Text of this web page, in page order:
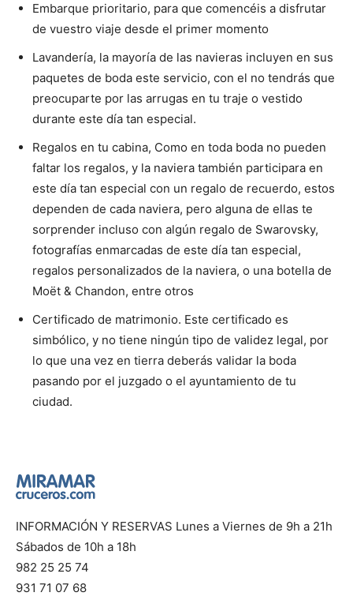
Embarque prioritario, para que comencéis a disfrutar
de vuestro viaje desde el primer momento
Lavandería, la mayoría de las navieras incluyen en sus
paquetes de boda este servicio, con el no tendrás que
preocuparte por las arrugas en tu traje o vestido
durante este día tan especial.
Regalos en tu cabina, Como en toda boda no pueden
faltar los regalos, y la naviera también participara en
este día tan especial con un regalo de recuerdo, estos
dependen de cada naviera, pero alguna de ellas te
sorprender incluso con algún regalo de Swarovsky,
fotografías enmarcadas de este día tan especial,
regalos personalizados de la naviera, o una botella de
Moët & Chandon, entre otros
Certificado de matrimonio. Este certificado es
simbólico, y no tiene ningún tipo de validez legal, por
lo que una vez en tierra deberás validar la boda
pasando por el juzgado o el ayuntamiento de tu
ciudad.
INFORMACIÓN Y RESERVAS Lunes a Viernes de 9h a 21h
Sábados de 10h a 18h
982 25 25 74
931 71 07 68